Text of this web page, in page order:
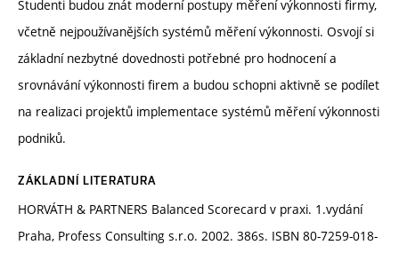
Studenti budou znát moderní postupy měření výkonnosti firmy,
včetně nejpoužívanějších systémů měření výkonnosti. Osvojí si
základní nezbytné dovednosti potřebné pro hodnocení a
srovnávání výkonnosti firem a budou schopni aktivně se podílet
na realizaci projektů implementace systémů měření výkonnosti
podniků.
ZÁKLADNÍ LITERATURA
HORVÁTH & PARTNERS Balanced Scorecard v praxi. 1.vydání
Praha, Profess Consulting s.r.o. 2002. 386s. ISBN 80-7259-018-